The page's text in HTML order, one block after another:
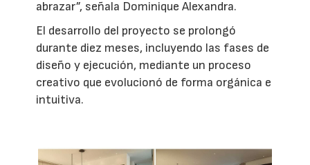
abrazar”, señala Dominique Alexandra.
El desarrollo del proyecto se prolongó
durante diez meses, incluyendo las fases de
diseño y ejecución, mediante un proceso
creativo que evolucionó de forma orgánica e
intuitiva.